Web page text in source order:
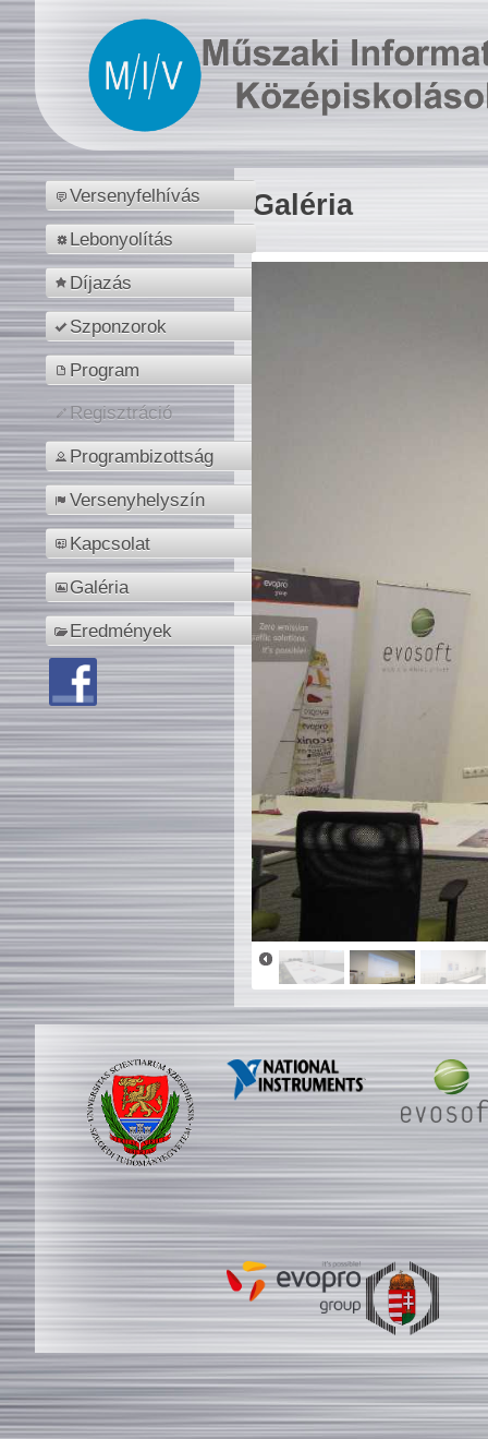
Versenyfelhívás
Lebonyolítás
Díjazás
Szponzorok
Program
Regisztráció
Programbizottság
Versenyhelyszín
Kapcsolat
Galéria
Eredmények
Galéria